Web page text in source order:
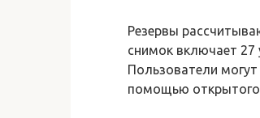
Резервы
снимок включает 27
Пользователи
помощью открытого